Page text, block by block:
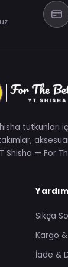
tutkunları
Shisha — For
Yardım
Sıkça
Kargo
İade &